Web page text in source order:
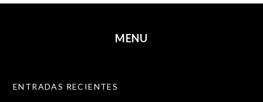
MENU
ENTRADAS RECIENTES